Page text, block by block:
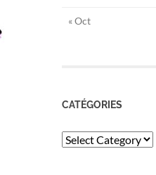
« Oct
CATÉGORIES
Catégories